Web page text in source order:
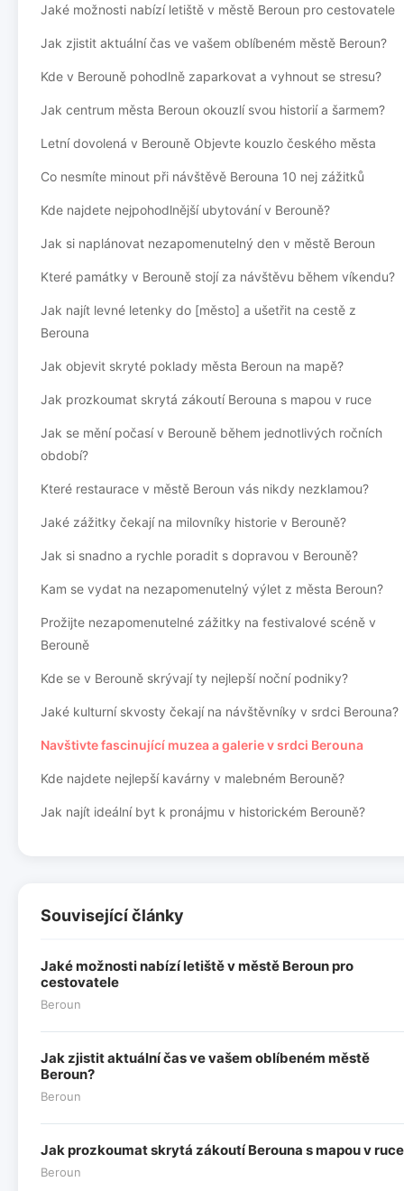
Jaké možnosti nabízí letiště v městě Beroun pro cestovatele
Jak zjistit aktuální čas ve vašem oblíbeném městě Beroun?
Kde v Berouně pohodlně zaparkovat a vyhnout se stresu?
Jak centrum města Beroun okouzlí svou historií a šarmem?
Letní dovolená v Berouně Objevte kouzlo českého města
Co nesmíte minout při návštěvě Berouna 10 nej zážitků
Kde najdete nejpohodlnější ubytování v Berouně?
Jak si naplánovat nezapomenutelný den v městě Beroun
Které památky v Berouně stojí za návštěvu během víkendu?
Jak najít levné letenky do [město] a ušetřit na cestě z
Berouna
Jak objevit skryté poklady města Beroun na mapě?
Jak prozkoumat skrytá zákoutí Berouna s mapou v ruce
Jak se mění počasí v Berouně během jednotlivých ročních
období?
Které restaurace v městě Beroun vás nikdy nezklamou?
Jaké zážitky čekají na milovníky historie v Berouně?
Jak si snadno a rychle poradit s dopravou v Berouně?
Kam se vydat na nezapomenutelný výlet z města Beroun?
Prožijte nezapomenutelné zážitky na festivalové scéně v
Berouně
Kde se v Berouně skrývají ty nejlepší noční podniky?
Jaké kulturní skvosty čekají na návštěvníky v srdci Berouna?
Navštivte fascinující muzea a galerie v srdci Berouna
Kde najdete nejlepší kavárny v malebném Berouně?
Jak najít ideální byt k pronájmu v historickém Berouně?
Související články
Jaké možnosti nabízí letiště v městě Beroun pro
cestovatele
Beroun
Jak zjistit aktuální čas ve vašem oblíbeném městě
Beroun?
Beroun
Jak prozkoumat skrytá zákoutí Berouna s mapou v ruce
Beroun